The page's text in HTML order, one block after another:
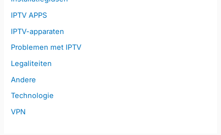
IPTV APPS
IPTV-apparaten
Problemen met IPTV
Legaliteiten
Andere
Technologie
VPN